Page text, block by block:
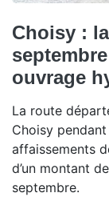
Choisy :
ouvrage
La route
Choisy
affaissements
d’un montant
septembre.